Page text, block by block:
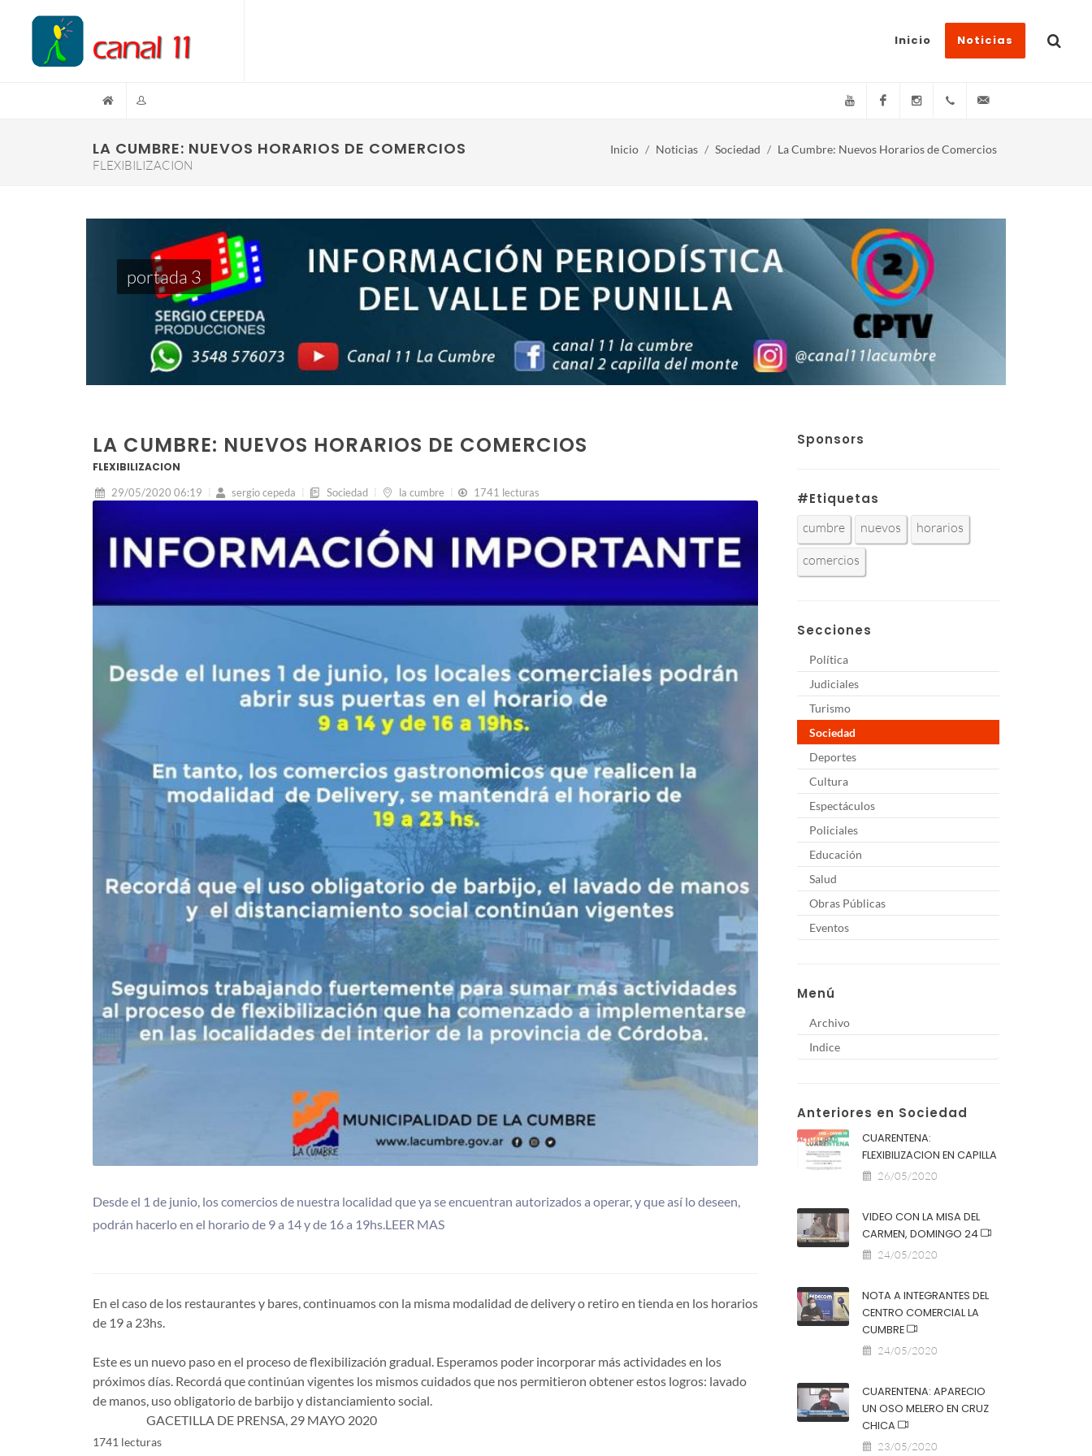
Inicio Noticias
YouTube FacebookInstagram(+54)(9)3548-576073
LA CUMBRE: NUEVOS HORARIOS DE COMERCIOS
FLEXIBILIZACION
Inicio Noticias Sociedad La Cumbre: Nuevos Horarios de Comercios
portada 3
LA CUMBRE: NUEVOS HORARIOS DE COMERCIOS
FLEXIBILIZACION
29/05/2020 06:19 sergio cepeda Sociedad la cumbre 1741 lecturas
Desde el 1 de junio, los comercios de nuestra localidad que ya se encuentran autorizados a operar, y que así lo deseen,
podrán hacerlo en el horario de 9 a 14 y de 16 a 19hs.LEER MAS
En el caso de los restaurantes y bares, continuamos con la misma modalidad de delivery o retiro en tienda en los horarios
de 19 a 23hs.
Este es un nuevo paso en el proceso de flexibilización gradual. Esperamos poder incorporar más actividades en los
próximos días. Recordá que continúan vigentes los mismos cuidados que nos permitieron obtener estos logros: lavado
de manos, uso obligatorio de barbijo y distanciamiento social.
GACETILLA DE PRENSA, 29 MAYO 2020
1741 lecturas
Sponsors
#Etiquetas
cumbre nuevos
horarios
comercios
Secciones
Política
Judiciales
Turismo
Sociedad
Deportes
Cultura
Espectáculos
Policiales
Educación
Salud
Obras Públicas
Eventos
Menú
Archivo
Indice
Anteriores en Sociedad
CUARENTENA:
FLEXIBILIZACION EN CAPILLA
26/05/2020
VIDEO CON LA MISA DEL
CARMEN, DOMINGO 24
24/05/2020
NOTA A INTEGRANTES DEL
CENTRO COMERCIAL LA
CUMBRE
24/05/2020
CUARENTENA: APARECIO
UN OSO MELERO EN CRUZ
CHICA
23/05/2020